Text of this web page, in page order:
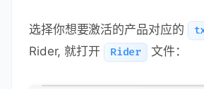
选择你想要激活的产品对应的
Rider, 就打开
Rider 文件：